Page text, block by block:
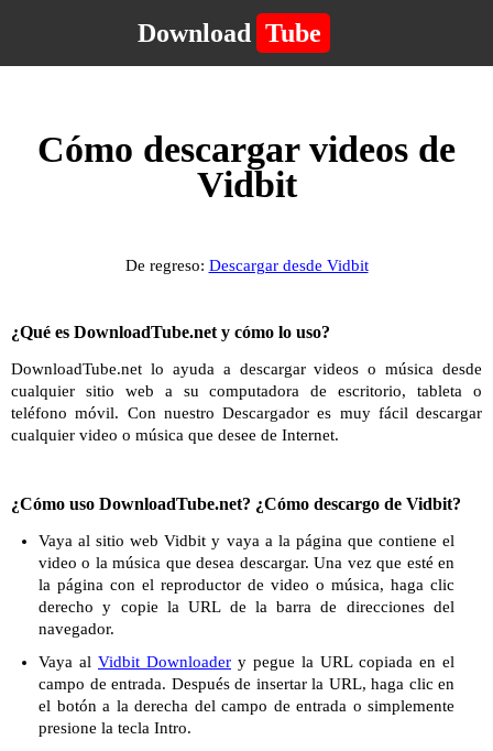
Download Tube
Cómo descargar videos de
Vidbit
De regreso: Descargar desde Vidbit
¿Qué es DownloadTube.net y cómo lo uso?
DownloadTube.net lo ayuda a descargar videos o música desde
cualquier sitio web a su computadora de escritorio, tableta o
teléfono móvil. Con nuestro Descargador es muy fácil descargar
cualquier video o música que desee de Internet.
¿Cómo uso DownloadTube.net? ¿Cómo descargo de Vidbit?
Vaya al sitio web Vidbit y vaya a la página que contiene el
video o la música que desea descargar. Una vez que esté en
la página con el reproductor de video o música, haga clic
derecho y copie la URL de la barra de direcciones del
navegador.
Vaya al Vidbit Downloader y pegue la URL copiada en el
campo de entrada. Después de insertar la URL, haga clic en
el botón a la derecha del campo de entrada o simplemente
presione la tecla Intro.